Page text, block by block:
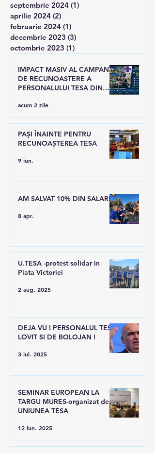
septembrie 2024 (1)
aprilie 2024 (2)
februarie 2024 (1)
decembrie 2023 (3)
octombrie 2023 (1)
IMPACT MASIV AL CAMPANIEI
DE RECUNOASTERE A
PERSONALULUI TESA DIN
acum 2 zile
PAȘI ÎNAINTE PENTRU
RECUNOAȘTEREA TESA
9 iun.
AM SALVAT 10% DIN SALARII
8 apr.
U.TESA -protest solidar in
Piata Victoriei
2 aug. 2025
DEJA VU ! PERSONALUL TESA
LOVIT SI DE BOLOJAN !
3 iul. 2025
SEMINAR EUROPEAN LA
TARGU MURES-organizat de
UNIUNEA TESA
12 iun. 2025